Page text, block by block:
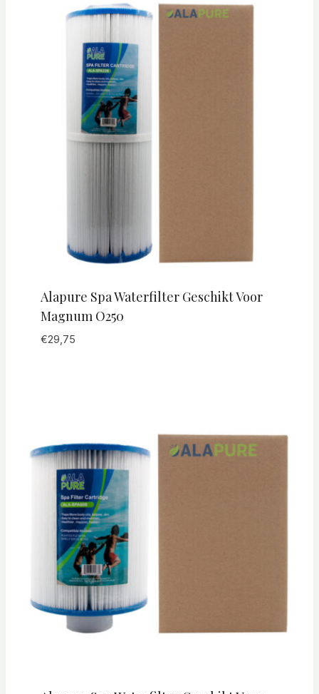
Alapure Spa Waterfilter Geschikt Voor
Magnum O250
€29,75